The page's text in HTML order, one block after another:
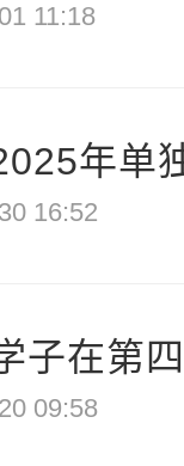
11:18
年单
16:52
子在第
09:58